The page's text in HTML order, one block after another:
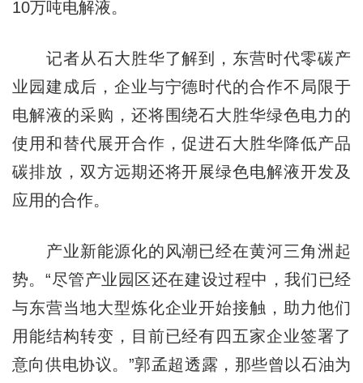
10万吨电解液。
记者从石大胜华了解到，东营时代零碳产
业园建成后，企业与宁德时代的合作不局限于
电解液的采购，还将围绕石大胜华绿色电力的
使用和替代展开合作，促进石大胜华降低产品
碳排放，双方远期还将开展绿色电解液开发及
应用的合作。
产业新能源化的风潮已经在黄河三角洲起
势。“尽管产业园区还在建设过程中，我们已经
与东营当地大型炼化企业开始接触，助力他们
用能结构转变，目前已经有四五家企业签署了
意向供电协议。”郭孟超透露，那些曾以石油为